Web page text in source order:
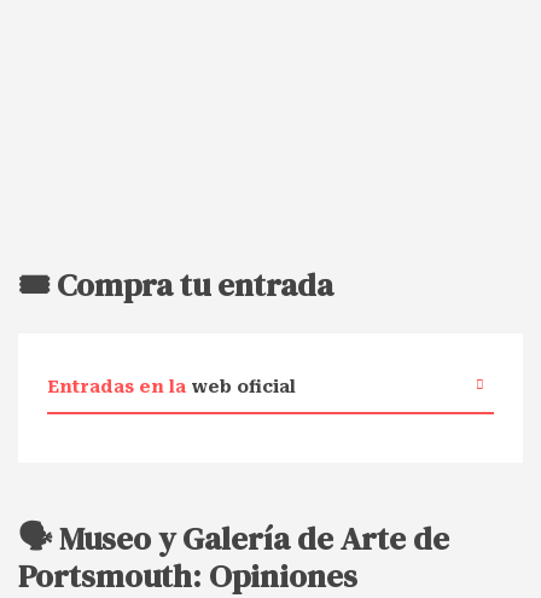
🎟️ Compra tu entrada
Entradas en la web oficial
🗣️ Museo y Galería de Arte de
Portsmouth: Opiniones